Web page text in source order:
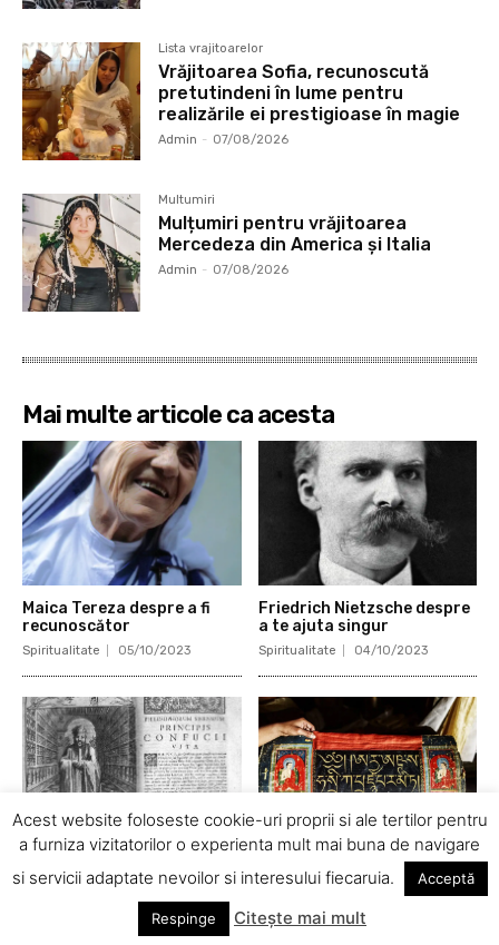
Lista vrajitoarelor
Vrăjitoarea Sofia, recunoscută
pretutindeni în lume pentru
realizările ei prestigioase în magie
Admin - 07/08/2026
Multumiri
Mulțumiri pentru vrăjitoarea
Mercedeza din America și Italia
Admin - 07/08/2026
Mai multe articole ca acesta
Maica Tereza despre a fi
recunoscător
Spiritualitate 05/10/2023
Friedrich Nietzsche despre
a te ajuta singur
Spiritualitate 04/10/2023
conştiinţă
03/10/2023
Proverb chinezesc despre
sfaturile bune
© Newspaper Theme by tagDiv | All rights reserved.
Acest website foloseste cookie-uri proprii si ale tertilor pentru
a furniza vizitatorilor o experienta mult mai buna de navigare
si servicii adaptate nevoilor si interesului fiecaruia.
Acceptă
Respinge Citește mai mult